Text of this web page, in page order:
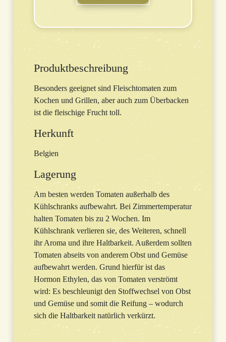
Produktbeschreibung
Besonders geeignet sind Fleischtomaten zum
Kochen und Grillen, aber auch zum Überbacken
ist die fleischige Frucht toll.
Herkunft
Belgien
Lagerung
Am besten werden Tomaten außerhalb des
Kühlschranks aufbewahrt. Bei Zimmertemperatur
halten Tomaten bis zu 2 Wochen. Im
Kühlschrank verlieren sie, des Weiteren, schnell
ihr Aroma und ihre Haltbarkeit. Außerdem sollten
Tomaten abseits von anderem Obst und Gemüse
aufbewahrt werden. Grund hierfür ist das
Hormon Ethylen, das von Tomaten verströmt
wird: Es beschleunigt den Stoffwechsel von Obst
und Gemüse und somit die Reifung – wodurch
sich die Haltbarkeit natürlich verkürzt.